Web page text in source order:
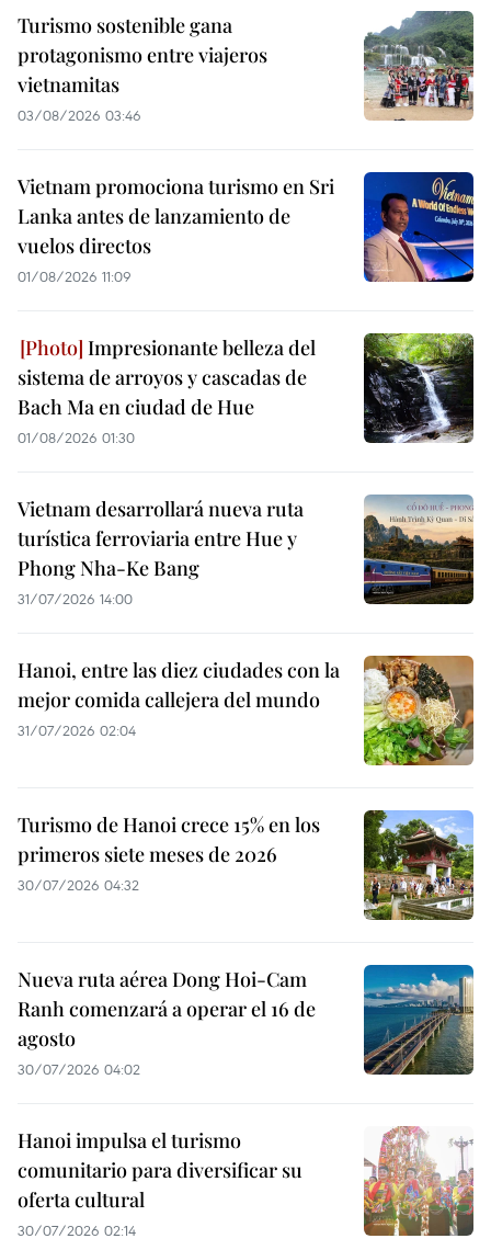
Turismo sostenible gana
protagonismo entre viajeros
vietnamitas
03/08/2026 03:46
Vietnam promociona turismo en Sri
Lanka antes de lanzamiento de
vuelos directos
01/08/2026 11:09
Impresionante belleza del
sistema de arroyos y cascadas de
Bach Ma en ciudad de Hue
01/08/2026 01:30
Vietnam desarrollará nueva ruta
turística ferroviaria entre Hue y
Phong Nha-Ke Bang
31/07/2026 14:00
Hanoi, entre las diez ciudades con la
mejor comida callejera del mundo
31/07/2026 02:04
Turismo de Hanoi crece 15% en los
primeros siete meses de 2026
30/07/2026 04:32
Nueva ruta aérea Dong Hoi-Cam
Ranh comenzará a operar el 16 de
agosto
30/07/2026 04:02
Hanoi impulsa el turismo
comunitario para diversificar su
oferta cultural
30/07/2026 02:14